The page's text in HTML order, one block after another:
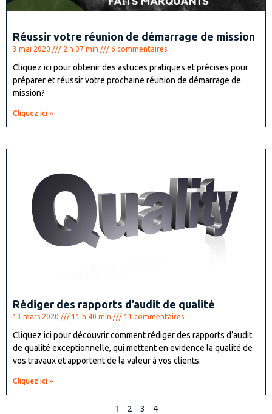
Réussir votre réunion de démarrage de mission
3 mai 2020 2 h 07 min 6 commentaires
Cliquez ici pour obtenir des astuces pratiques et précises pour
préparer et réussir votre prochaine réunion de démarrage de
mission?
Cliquez ici »
Rédiger des rapports d’audit de qualité
13 mars 2020 11 h 40 min 11 commentaires
Cliquez ici pour découvrir comment rédiger des rapports d’audit
de qualité exceptionnelle, qui mettent en evidence la qualité de
vos travaux et apportent de la valeur á vos clients.
Cliquez ici »
1 2 3 4